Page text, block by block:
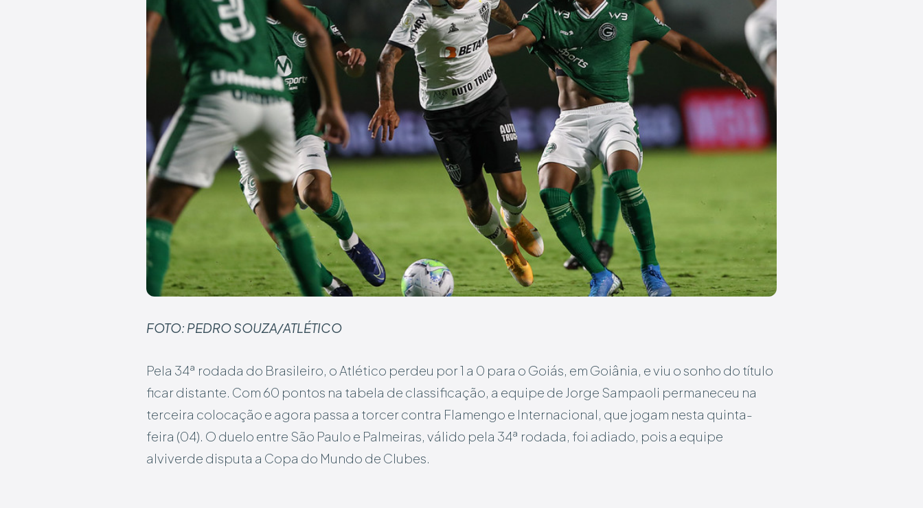
FOTO: PEDRO SOUZA/ATLÉTICO
Pela 34ª rodada do Brasileiro, o Atlético perdeu por 1 a 0 para o Goiás, em Goiânia, e viu o sonho do título
ficar distante. Com 60 pontos na tabela de classificação, a equipe de Jorge Sampaoli permaneceu na
terceira colocação e agora passa a torcer contra Flamengo e Internacional, que jogam nesta quinta-
feira (04). O duelo entre São Paulo e Palmeiras, válido pela 34ª rodada, foi adiado, pois a equipe
alviverde disputa a Copa do Mundo de Clubes.